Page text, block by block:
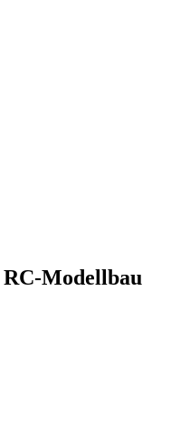
Modellbau